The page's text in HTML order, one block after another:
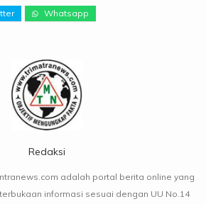
Whatsapp
Redaksi
adalah portal berita online yang
informasi sesuai dengan UU No.14